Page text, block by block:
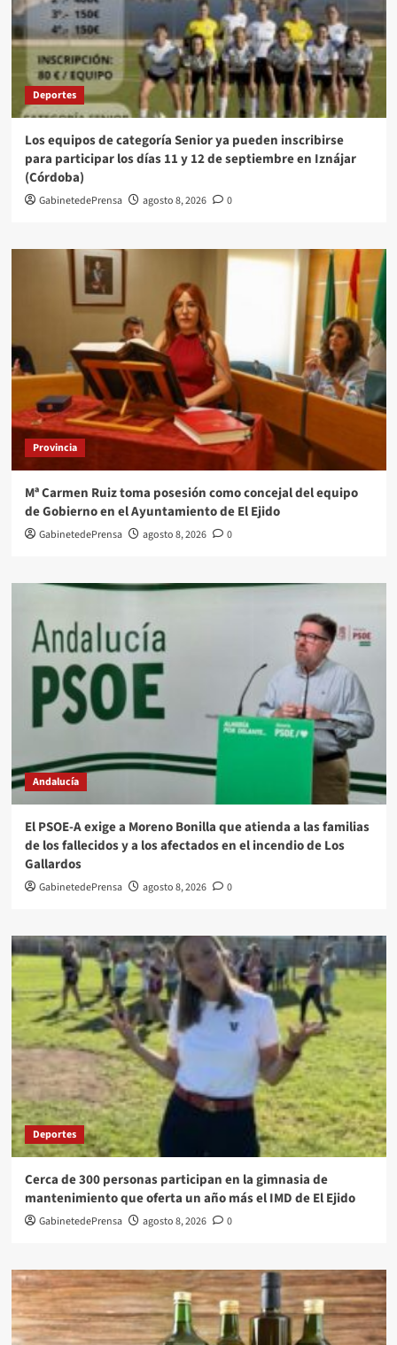
Deportes
Los equipos de categoría Senior ya pueden inscribirse
para participar los días 11 y 12 de septiembre en Iznájar
(Córdoba)
GabinetedePrensa agosto 8, 2026 0
Provincia
Mª Carmen Ruiz toma posesión como concejal del equipo
de Gobierno en el Ayuntamiento de El Ejido
GabinetedePrensa agosto 8, 2026 0
Andalucía
El PSOE-A exige a Moreno Bonilla que atienda a las familias
de los fallecidos y a los afectados en el incendio de Los
Gallardos
GabinetedePrensa agosto 8, 2026 0
Deportes
Cerca de 300 personas participan en la gimnasia de
mantenimiento que oferta un año más el IMD de El Ejido
GabinetedePrensa agosto 8, 2026 0